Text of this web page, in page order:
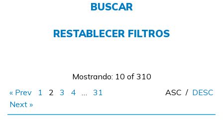
COMIENZA YA
BUSCAR
RESTABLECER FILTROS
Mostrando: 10 of 310
« Prev
1 2 3 4 …
31
Next »
ASC / DESC